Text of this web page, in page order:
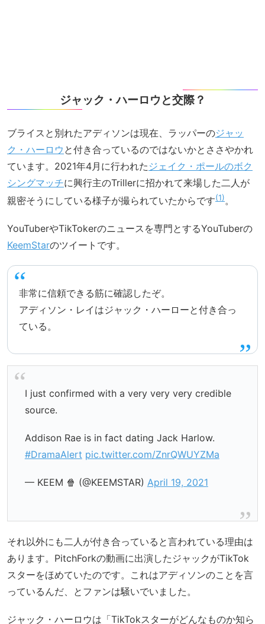
ジャック・ハーロウと交際？
ブライスと別れたアディソンは現在、ラッパーのジャッ
ク・ハーロウ と付き合っているのではないかとささやかれ
ています。2021年4月に行われた ジェイク・ポールのボク
シングマッチに興行主のTrillerに招かれて来場した二人が
親密そうにしている様子が撮られていたからです 1 。
YouTuberやTikTokerのニュースを専門とするYouTuberの
KeemStarのツイートです。
非常に信頼できる筋に確認したぞ。
アディソン・レイはジャック・ハーローと付き合っ
ている。
I just confirmed with a very very very credible
source.
Addison Rae is in fact dating Jack Harlow.
#DramaAlert pic.twitter.com/ZnrQWUYZMa
— KEEM 🍿 (@KEEMSTAR) April 19, 2021
それ以外にも二人が付き合っていると言われている理由は
あります。PitchForkの動画に出演したジャックがTikTok
スターをほめていたのです。これはアディソンのことを言
っているんだ、とファンは騒いでいました。
ジャック・ハーロウは「TikTokスターがどんなものか知ら